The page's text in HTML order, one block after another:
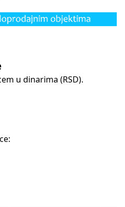
u dinarima (RSD).